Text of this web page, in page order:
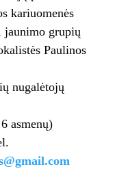
kariuomenės
jaunimo grupių
Paulinos
nugalėtojų
asmenų)